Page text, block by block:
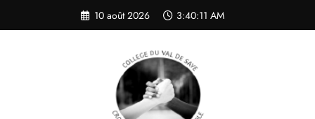
contenu
10 août 2026 3:40:11 AM